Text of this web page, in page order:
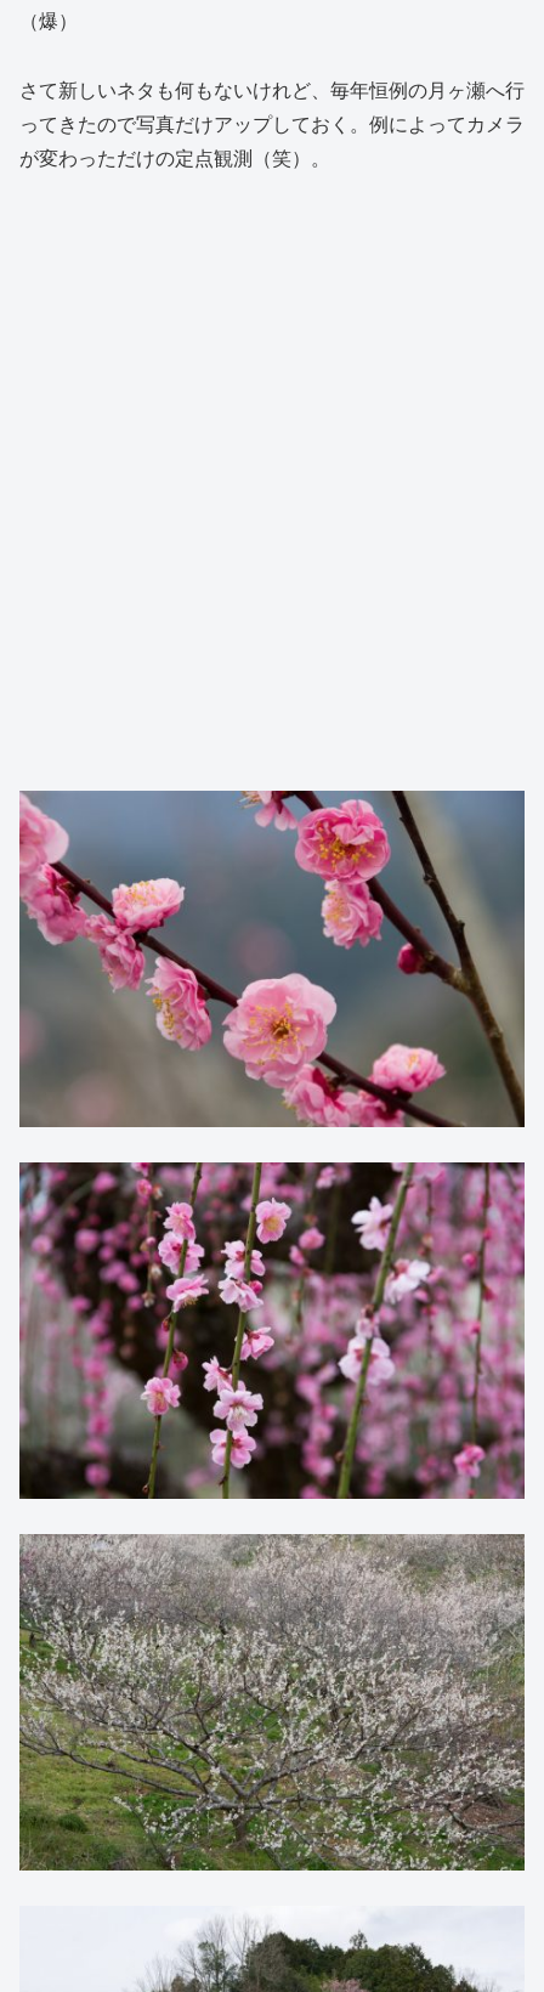
（爆）
さて新しいネタも何もないけれど、毎年恒例の月ヶ瀬へ行
ってきたので写真だけアップしておく。例によってカメラ
が変わっただけの定点観測（笑）。